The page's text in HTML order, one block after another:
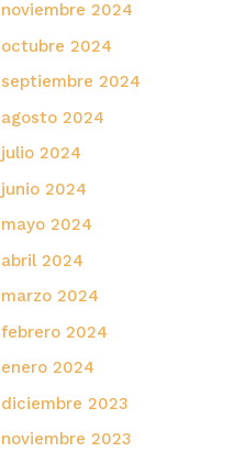
noviembre 2024
octubre 2024
septiembre 2024
agosto 2024
julio 2024
junio 2024
mayo 2024
abril 2024
marzo 2024
febrero 2024
enero 2024
diciembre 2023
noviembre 2023